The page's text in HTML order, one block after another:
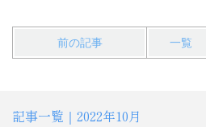
前の記事 一覧
記事一覧｜2022年10月